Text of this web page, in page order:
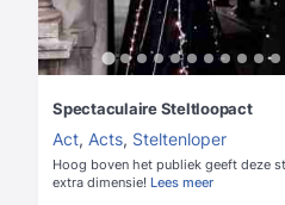
Spectaculaire Steltloopact
Act, Acts, Steltenloper
Hoog boven het publiek geeft deze
extra dimensie! Lees meer